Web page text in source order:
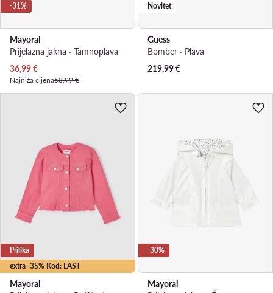
-31%
Mayoral
Prijelazna jakna · Tamnoplava
Trenutna cijena
36,99€
Najniža cijena53,99 €
Novitet
Guess
Bomber · Plava
219,99€
extra -35% Kod: LAST
Prilika
Mayoral
-30%
Mayoral